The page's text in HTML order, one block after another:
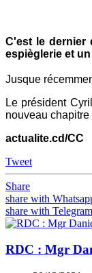
C'est le dernier
espièglerie et
Jusque
Le président
nouveau
actualite.cd/CC
Tweet
Share
share with
share with Telegram
RDC : Mgr